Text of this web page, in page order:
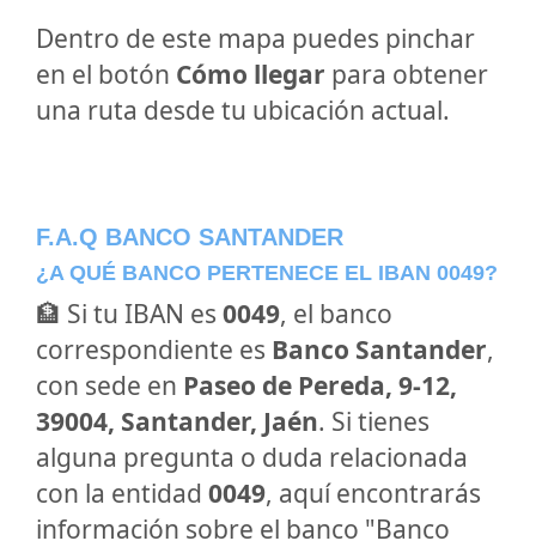
Dentro de este mapa puedes pinchar
en el botón Cómo llegar para obtener
una ruta desde tu ubicación actual.
F.A.Q BANCO SANTANDER
¿A QUÉ BANCO PERTENECE EL IBAN 0049?
🏦 Si tu IBAN es 0049, el banco
correspondiente es Banco Santander,
con sede en Paseo de Pereda, 9-12,
39004, Santander, Jaén. Si tienes
alguna pregunta o duda relacionada
con la entidad 0049, aquí encontrarás
información sobre el banco "Banco